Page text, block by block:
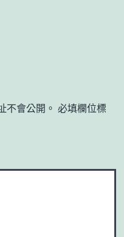
不會公開。 必填欄位標